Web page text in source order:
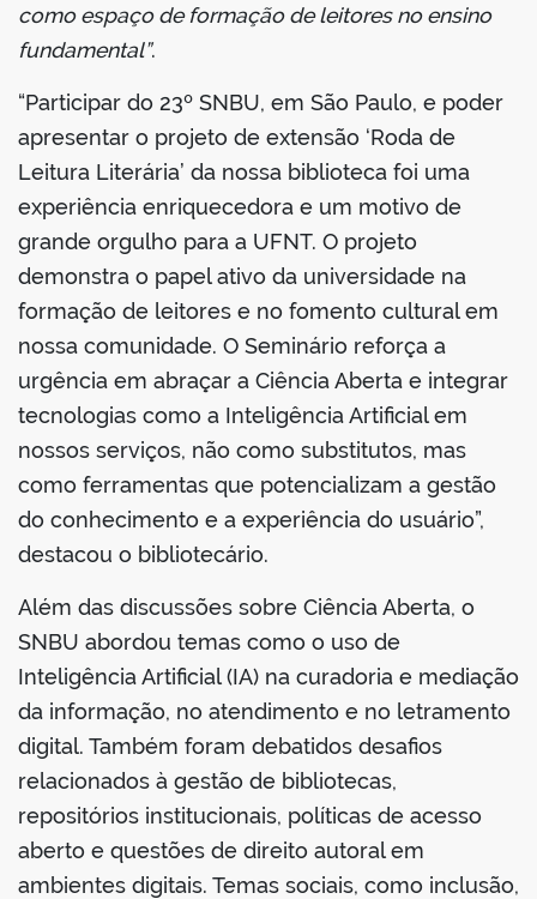
como espaço de formação de leitores no ensino
fundamental”.
“Participar do 23º SNBU, em São Paulo, e poder
apresentar o projeto de extensão ‘Roda de
Leitura Literária’ da nossa biblioteca foi uma
experiência enriquecedora e um motivo de
grande orgulho para a UFNT. O projeto
demonstra o papel ativo da universidade na
formação de leitores e no fomento cultural em
nossa comunidade. O Seminário reforça a
urgência em abraçar a Ciência Aberta e integrar
tecnologias como a Inteligência Artificial em
nossos serviços, não como substitutos, mas
como ferramentas que potencializam a gestão
do conhecimento e a experiência do usuário”,
destacou o bibliotecário.
Além das discussões sobre Ciência Aberta, o
SNBU abordou temas como o uso de
Inteligência Artificial (IA) na curadoria e mediação
da informação, no atendimento e no letramento
digital. Também foram debatidos desafios
relacionados à gestão de bibliotecas,
repositórios institucionais, políticas de acesso
aberto e questões de direito autoral em
ambientes digitais. Temas sociais, como inclusão,